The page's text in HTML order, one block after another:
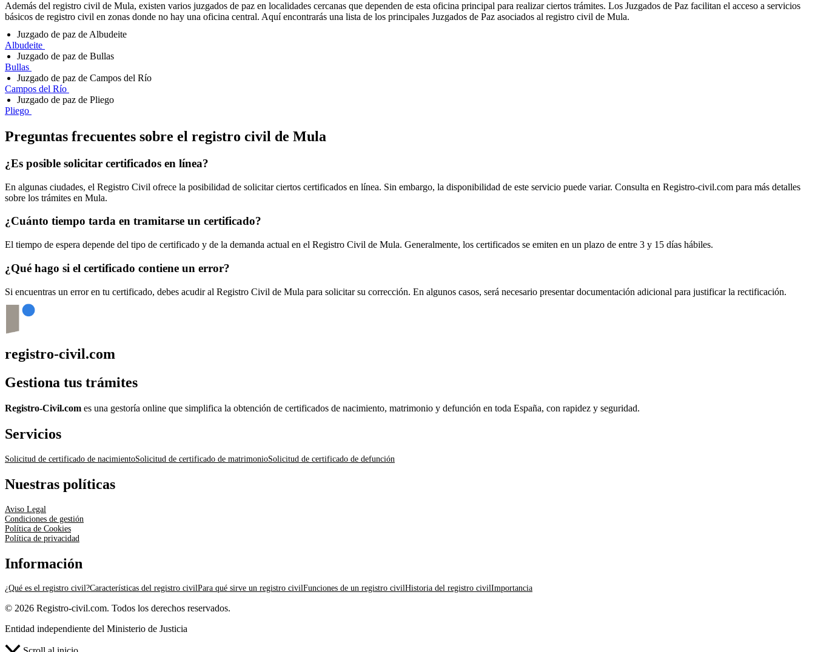
Además del registro civil de Mula, existen varios juzgados de paz en localidades cercanas que dependen de esta oficina principal para realizar ciertos trámites. Los Juzgados de Paz facilitan el acceso a servicios
básicos de registro civil en zonas donde no hay una oficina central. Aquí encontrarás una lista de los principales Juzgados de Paz asociados al registro civil de Mula.
Juzgado de paz de Albudeite
Albudeite
Juzgado de paz de Bullas
Bullas
Juzgado de paz de Campos del Río
Campos del Río
Juzgado de paz de Pliego
Pliego
Preguntas frecuentes sobre el registro civil de Mula
¿Es posible solicitar certificados en línea?
En algunas ciudades, el Registro Civil ofrece la posibilidad de solicitar ciertos certificados en línea. Sin embargo, la disponibilidad de este servicio puede variar. Consulta en Registro-civil.com para más detalles
sobre los trámites en Mula.
¿Cuánto tiempo tarda en tramitarse un certificado?
El tiempo de espera depende del tipo de certificado y de la demanda actual en el Registro Civil de Mula. Generalmente, los certificados se emiten en un plazo de entre 3 y 15 días hábiles.
¿Qué hago si el certificado contiene un error?
Si encuentras un error en tu certificado, debes acudir al Registro Civil de Mula para solicitar su corrección. En algunos casos, será necesario presentar documentación adicional para justificar la rectificación.
registro-civil.com
Gestiona tus trámites
Registro-Civil.com es una gestoría online que simplifica la obtención de certificados de nacimiento, matrimonio y defunción en toda España, con rapidez y seguridad.
Servicios
Solicitud de certificado de nacimientoSolicitud de certificado de matrimonioSolicitud de certificado de defunción
Nuestras políticas
Aviso Legal
Condiciones de gestión
Política de Cookies
Política de privacidad
Información
¿Qué es el registro civil?Características del registro civilPara qué sirve un registro civilFunciones de un registro civilHistoria del registro civilImportancia
© 2026 Registro-civil.com. Todos los derechos reservados.
Entidad independiente del Ministerio de Justicia